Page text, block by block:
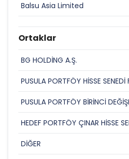
Balsu Asia Limited
Ortaklar
BG HOLDİNG A.Ş.
PUSULA PORTFÖY HİSSE
PUSULA PORTFÖY BİRİNCİ
HEDEF PORTFÖY ÇINAR HİSSE
DİĞER